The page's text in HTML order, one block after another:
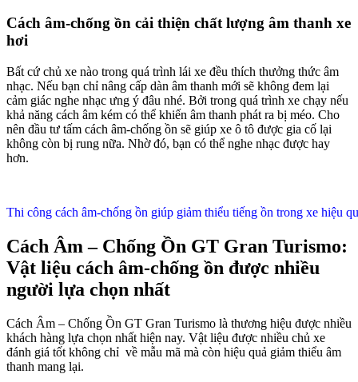
Cách âm-chống ồn cải thiện chất lượng âm thanh xe
hơi
Bất cứ chủ xe nào trong quá trình lái xe đều thích thưởng thức âm
nhạc. Nếu bạn chỉ nâng cấp dàn âm thanh mới sẽ không đem lại
cảm giác nghe nhạc ưng ý đâu nhé. Bởi trong quá trình xe chạy nếu
khả năng cách âm kém có thể khiến âm thanh phát ra bị méo. Cho
nên đầu tư tấm cách âm-chống ồn sẽ giúp xe ô tô được gia cố lại
không còn bị rung nữa. Nhờ đó, bạn có thể nghe nhạc được hay
hơn.
Thi công cách âm-chống ồn giúp giảm thiểu tiếng ồn trong xe hiệu
Cách Âm – Chống Ồn GT Gran Turismo:
Vật liệu cách âm-chống ồn được nhiều
người lựa chọn nhất
Cách Âm – Chống Ồn GT Gran Turismo là thương hiệu được nhiều
khách hàng lựa chọn nhất hiện nay. Vật liệu được nhiều chủ xe
đánh giá tốt không chỉ về mẫu mã mà còn hiệu quả giảm thiểu âm
thanh mang lại.